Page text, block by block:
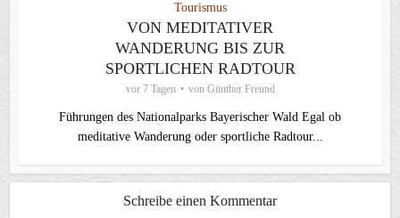
Tourismus
VON MEDITATIVER
WANDERUNG BIS ZUR
SPORTLICHEN RADTOUR
vor 7 Tagen von Günther Freund
Führungen des Nationalparks Bayerischer Wald Egal ob
meditative Wanderung oder sportliche Radtour...
Schreibe einen Kommentar